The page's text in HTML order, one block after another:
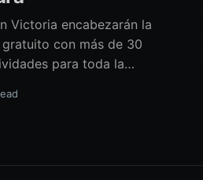
Victoria encabezarán la
con más de 30
para toda la
y actividades